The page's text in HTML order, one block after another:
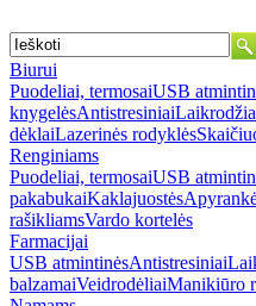
Biurui
Puodeliai, termosaiUSB
knygelėsAntistresiniai
dėklaiLazerinės rodyklės
Renginiams
Puodeliai, termosaiUSB
pakabukaiKaklajuostės
rašikliamsVardo kortelės
Farmacijai
USB atmintinėsAntistresiniai
balzamaiVeidrodėliaiManikiūro